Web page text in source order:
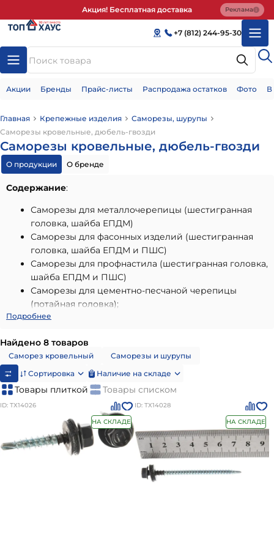
Акция! Бесплатная доставка Реклама
+7 (812) 244-95-30
Акции Бренды Прайс-листы Распродажа остатков Фото
Главная Крепежные изделия
Саморезы, шурупы
Саморезы кровельные, дюбель-гвозди
Саморезы кровельные, дюбель-гвозди
О продукции О бренде
Содержание:
Саморезы для металлочерепицы (шестигранная
головка, шайба ЕПДМ)
Саморезы для фасонных изделий (шестигранная
головка, шайба ЕПДМ и ПШС)
Саморезы для профнастила (шестигранная головка,
шайба ЕПДМ и ПШС)
Саморезы для цементно-песчаной черепицы
(потайная головка);
Дюбель-гвозди.
Цвет саморезов подбирается к цвету кровли.
* - для цветов "по образцу", металлики и новинки
(например, баклажан у Руукки) цену нужно уточнять.
Подробнее
Найдено 8 товаров
Саморез кровельный
Саморезы и шурупы
Сортировка
Наличие на складе
Товары плиткой Товары списком
ID: ТХ14026
НА СКЛАДЕ
ID: ТХ14028
НА СКЛАДЕ